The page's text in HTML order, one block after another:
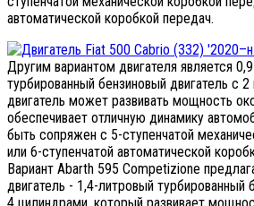
автоматической коробкой передач.
Другим вариантом двигателя является
турбированный бензиновый двигатель с
двигатель может развивать мощность
обеспечивает отличную динамику
быть сопряжен с 5-ступенчатой
или 6-ступенчатой автоматической
Вариант Abarth 595 Competizione
двигатель - 1,4-литровый турбированный
4 цилиндрами, который развивает